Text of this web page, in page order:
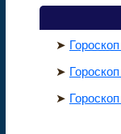
➤
➤
➤